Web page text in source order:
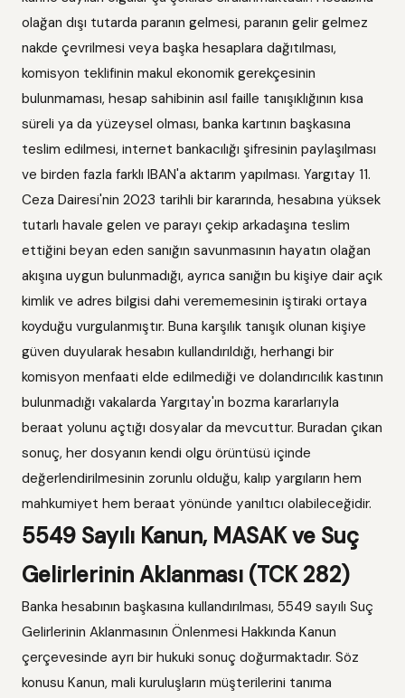
olağan dışı tutarda paranın gelmesi, paranın gelir gelmez
nakde çevrilmesi veya başka hesaplara dağıtılması,
komisyon teklifinin makul ekonomik gerekçesinin
bulunmaması, hesap sahibinin asıl faille tanışıklığının kısa
süreli ya da yüzeysel olması, banka kartının başkasına
teslim edilmesi, internet bankacılığı şifresinin paylaşılması
ve birden fazla farklı IBAN'a aktarım yapılması. Yargıtay 11.
Ceza Dairesi'nin 2023 tarihli bir kararında, hesabına yüksek
tutarlı havale gelen ve parayı çekip arkadaşına teslim
ettiğini beyan eden sanığın savunmasının hayatın olağan
akışına uygun bulunmadığı, ayrıca sanığın bu kişiye dair açık
kimlik ve adres bilgisi dahi verememesinin iştiraki ortaya
koyduğu vurgulanmıştır. Buna karşılık tanışık olunan kişiye
güven duyularak hesabın kullandırıldığı, herhangi bir
komisyon menfaati elde edilmediği ve dolandırıcılık kastının
bulunmadığı vakalarda Yargıtay'ın bozma kararlarıyla
beraat yolunu açtığı dosyalar da mevcuttur. Buradan çıkan
sonuç, her dosyanın kendi olgu örüntüsü içinde
değerlendirilmesinin zorunlu olduğu, kalıp yargıların hem
mahkumiyet hem beraat yönünde yanıltıcı olabileceğidir.
5549 Sayılı Kanun, MASAK ve Suç
Gelirlerinin Aklanması (TCK 282)
Banka hesabının başkasına kullandırılması, 5549 sayılı Suç
Gelirlerinin Aklanmasının Önlenmesi Hakkında Kanun
çerçevesinde ayrı bir hukuki sonuç doğurmaktadır. Söz
konusu Kanun, mali kuruluşların müşterilerini tanıma